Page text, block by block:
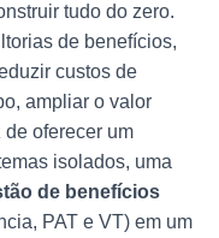
tudo do zero.
de benefícios,
custos de
ampliar o valor
oferecer um
isolados, uma
de benefícios
PAT e VT) em um